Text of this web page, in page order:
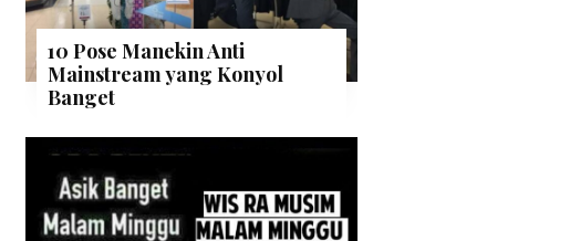
10 Pose Manekin Anti
Mainstream yang Konyol
Banget